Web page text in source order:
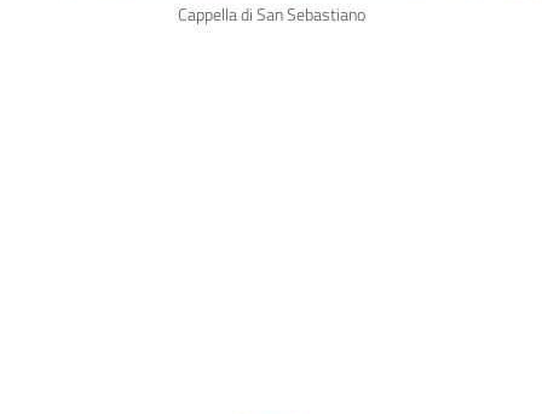
Cappella di San Sebastiano